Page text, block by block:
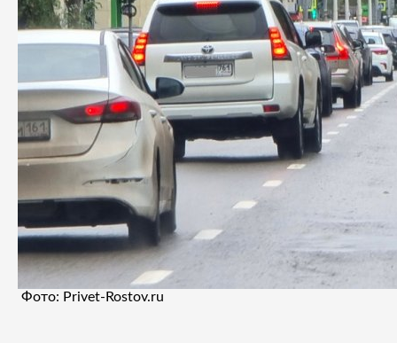
Фото: Privet-Rostov.ru